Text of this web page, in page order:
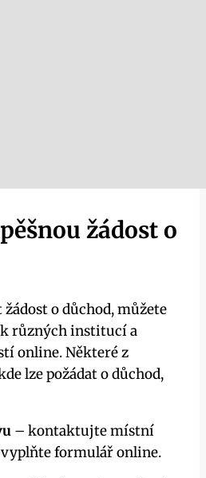
žádost o
o důchod, můžete
různých institucí a
online. Některé z
lze požádat o důchod,
– kontaktujte místní
formulář online.